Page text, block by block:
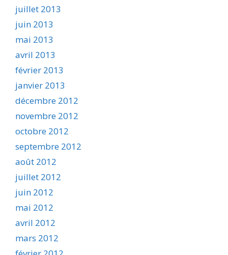
juillet 2013
juin 2013
mai 2013
avril 2013
février 2013
janvier 2013
décembre 2012
novembre 2012
octobre 2012
septembre 2012
août 2012
juillet 2012
juin 2012
mai 2012
avril 2012
mars 2012